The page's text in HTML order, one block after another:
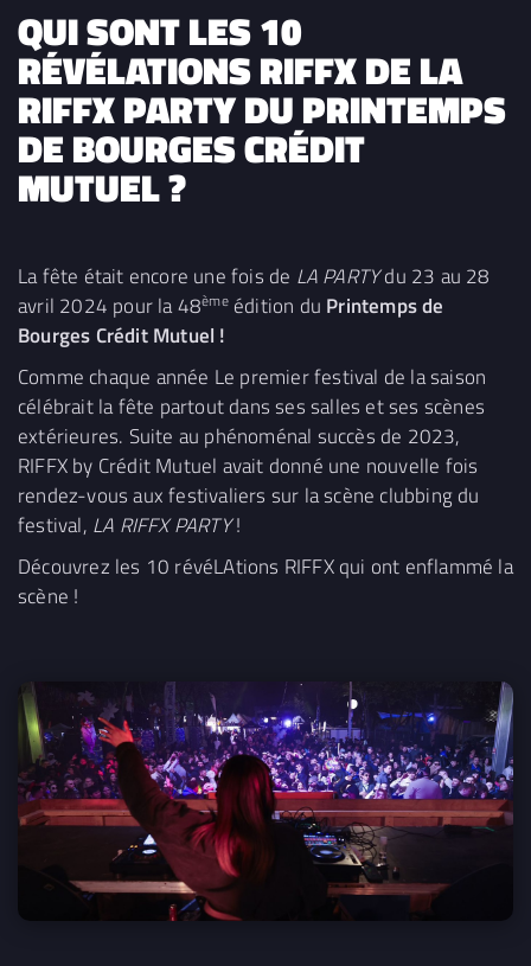
QUI SONT LES 10
RÉVÉLATIONS RIFFX DE LA
RIFFX PARTY DU PRINTEMPS
DE BOURGES CRÉDIT
MUTUEL ?
La fête était encore une fois de LA PARTYdu 23 au 28
avril 2024 pour la 48èmeédition du Printemps de
Bourges Crédit Mutuel !
Comme chaque année Le premier festival de la saison
célébrait la fête partout dans ses salles et ses scènes
extérieures. Suite au phénoménal succès de 2023,
RIFFX by Crédit Mutuel avait donné une nouvelle fois
rendez-vous aux festivaliers sur la scène clubbing du
festival, LA RIFFX PARTY!
Découvrez les 10 révéLAtions RIFFX qui ont enflammé la
scène !